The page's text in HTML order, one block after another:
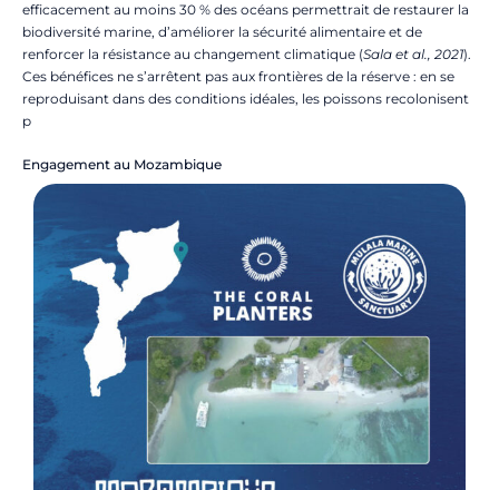
efficacement au moins 30 % des océans permettrait de restaurer la
biodiversité marine, d’améliorer la sécurité alimentaire et de
renforcer la résistance au changement climatique (Sala et al., 2021).
Ces bénéfices ne s’arrêtent pas aux frontières de la réserve : en se
reproduisant dans des conditions idéales, les poissons recolonisent
p
Engagement au Mozambique